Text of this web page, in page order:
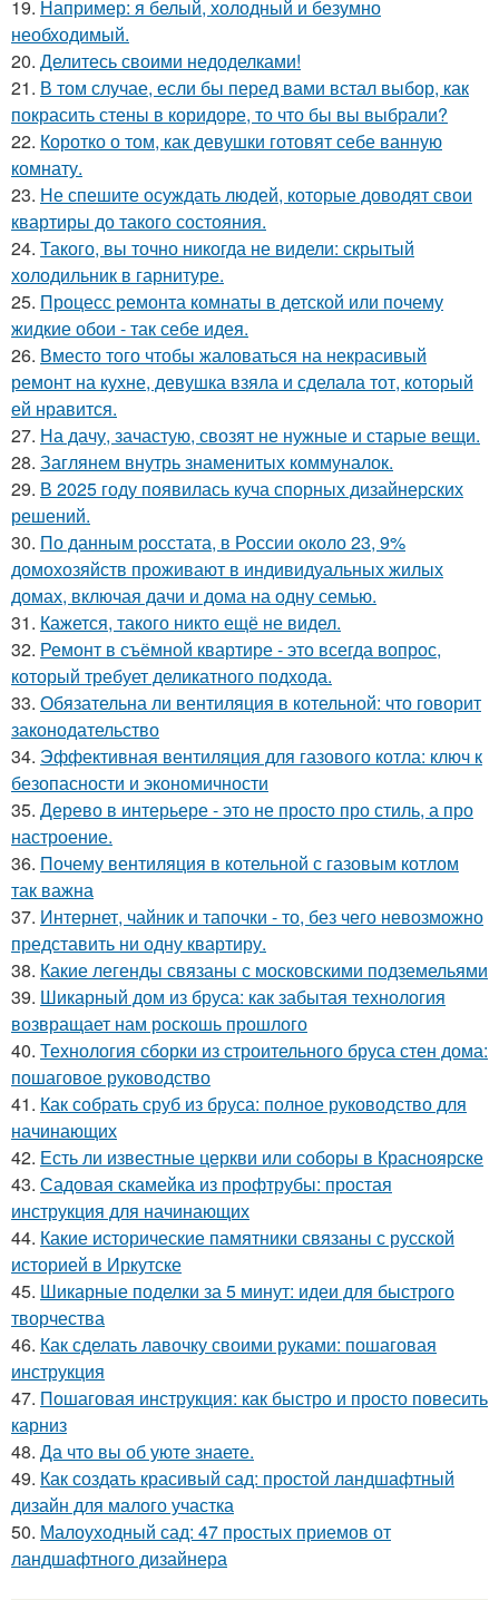
19. Например: я белый, холодный и безумно
необходимый.
20. Делитесь своими недоделками!
21. В том случае, если бы перед вами встал выбор, как
покрасить стены в коридоре, то что бы вы выбрали?
22. Коротко о том, как девушки готовят себе ванную
комнату.
23. Не спешите осуждать людей, которые доводят свои
квартиры до такого состояния.
24. Такого, вы точно никогда не видели: скрытый
холодильник в гарнитуре.
25. Процесс ремонта комнаты в детской или почему
жидкие обои - так себе идея.
26. Вместо того чтобы жаловаться на некрасивый
ремонт на кухне, девушка взяла и сделала тот, который
ей нравится.
27. На дачу, зачастую, свозят не нужные и старые вещи.
28. Заглянем внутрь знаменитых коммуналок.
29. В 2025 году появилась куча спорных дизайнерских
решений.
30. По данным росстата, в России около 23, 9%
домохозяйств проживают в индивидуальных жилых
домах, включая дачи и дома на одну семью.
31. Кажется, такого никто ещё не видел.
32. Ремонт в съёмной квартире - это всегда вопрос,
который требует деликатного подхода.
33. Обязательна ли вентиляция в котельной: что говорит
законодательство
34. Эффективная вентиляция для газового котла: ключ к
безопасности и экономичности
35. Дерево в интерьере - это не просто про стиль, а про
настроение.
36. Почему вентиляция в котельной с газовым котлом
так важна
37. Интернет, чайник и тапочки - то, без чего невозможно
представить ни одну квартиру.
38. Какие легенды связаны с московскими подземельями
39. Шикарный дом из бруса: как забытая технология
возвращает нам роскошь прошлого
40. Технология сборки из строительного бруса стен дома:
пошаговое руководство
41. Как собрать сруб из бруса: полное руководство для
начинающих
42. Есть ли известные церкви или соборы в Красноярске
43. Садовая скамейка из профтрубы: простая
инструкция для начинающих
44. Какие исторические памятники связаны с русской
историей в Иркутске
45. Шикарные поделки за 5 минут: идеи для быстрого
творчества
46. Как сделать лавочку своими руками: пошаговая
инструкция
47. Пошаговая инструкция: как быстро и просто повесить
карниз
48. Да что вы об уюте знаете.
49. Как создать красивый сад: простой ландшафтный
дизайн для малого участка
50. Малоуходный сад: 47 простых приемов от
ландшафтного дизайнера